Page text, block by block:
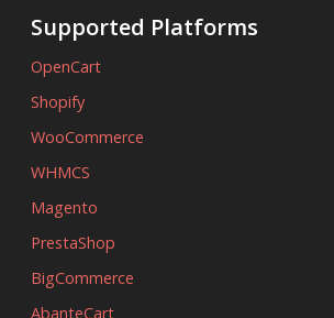
Supported Platforms
OpenCart
Shopify
WooCommerce
WHMCS
Magento
PrestaShop
BigCommerce
AbanteCart